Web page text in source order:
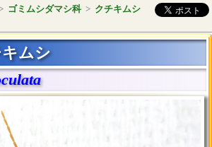
ゴミムシダマシ科 > クチキムシ
ムシ